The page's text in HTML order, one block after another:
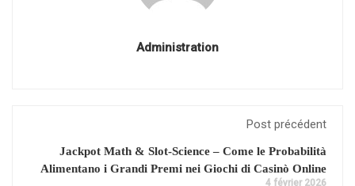
Administration
Post précédent
Jackpot Math & Slot‑Science – Come le Probabilità
Alimentano i Grandi Premi nei Giochi di Casinò Online
4 février 2026